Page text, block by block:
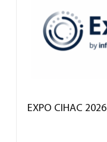
EXPO CIHAC 2026